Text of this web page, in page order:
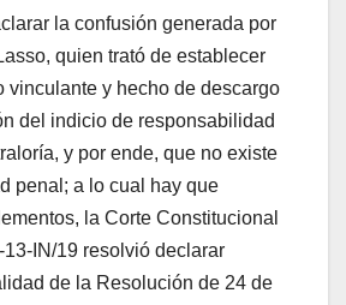
la confusión generada por
quien trató de establecer
vinculante y hecho de descargo
del indicio de responsabilidad
y por ende, que no existe
penal; a lo cual hay que
la Corte Constitucional
IN/19 resolvió declarar
de la Resolución de 24 de